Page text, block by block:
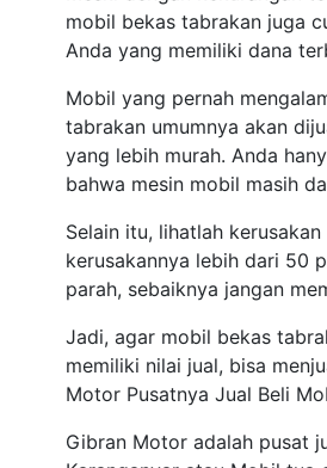
mobil bekas tabrakan juga
Anda yang memiliki dana
Mobil yang pernah
tabrakan umumnya akan
yang lebih murah. Anda
bahwa mesin mobil masih
Selain itu, lihatlah
kerusakannya lebih dari 50
parah, sebaiknya jangan
Jadi, agar mobil bekas
memiliki nilai jual, bisa
Motor Pusatnya Jual Beli
Gibran Motor adalah pusat